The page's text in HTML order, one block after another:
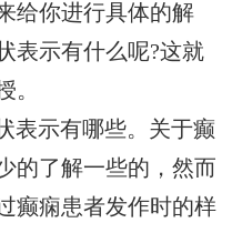
给你进行具体的解
表示有什么呢?这就
。
表示有哪些。关于癫
的了解一些的，然而
癫痫患者发作时的样